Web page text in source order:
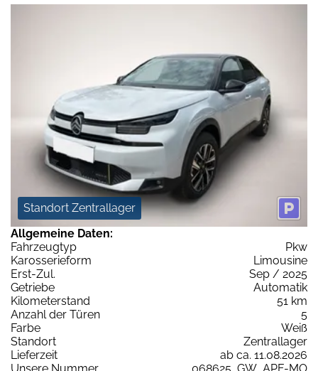
Standort Zentrallager
Allgemeine Daten:
Fahrzeugtyp
Pkw
Karosserieform
Limousine
Erst-Zul.
Sep / 2025
Getriebe
Automatik
Kilometerstand
51 km
Anzahl der Türen
5
Farbe
Weiß
Standort
Zentrallager
Lieferzeit
ab ca. 11.08.2026